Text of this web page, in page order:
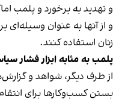
و تهدید به برخورد و پلمب
و از آنها به عنوان
زنان استفاده کنند.
پلمب به مثابه ابزار فشار
از طرف دیگر، شواهد و
بستن کسب‌وکارها برای